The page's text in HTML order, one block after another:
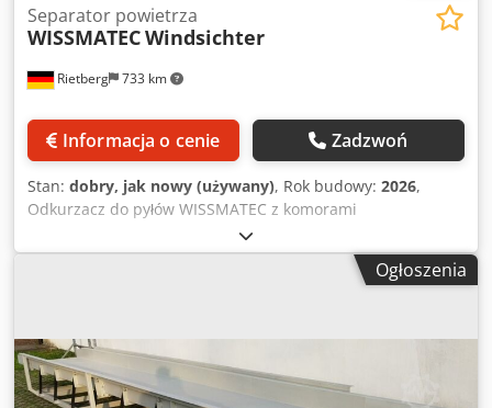
Rietberg 733 km
Separator powietrza
WISSMATECWindsichter
Informacja o cenie Zadzwoń
Stan: dobry, jak nowy (używany), Rok budowy: 2026,
Odkurzacz do pyłów WISSMATEC z komorami
cyklonicznymi, cyklonowy separator pyłów, Dcsdpfx
Amezmnhasvok wentylatory, rurociągi, taśmy
Ogłoszenia